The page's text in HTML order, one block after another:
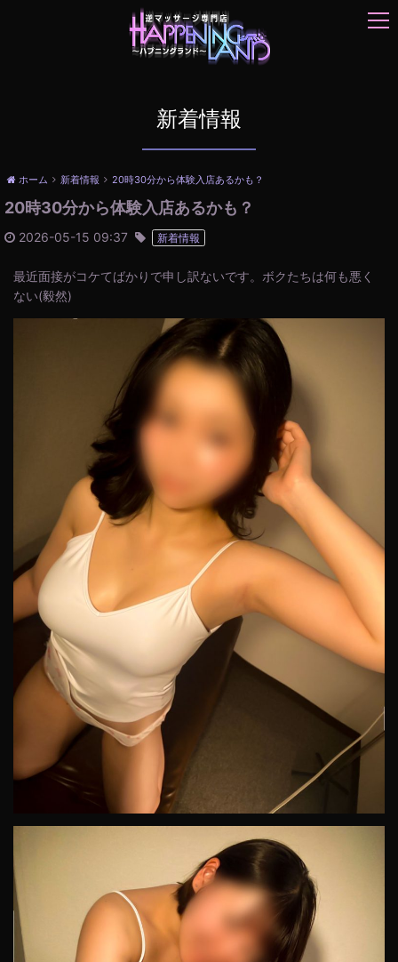
新着情報
ホーム 新着情報 20時30分から体験入店あるかも？
20時30分から体験入店あるかも？
2026-05-15 09:37 新着情報
最近面接がコケてばかりで申し訳ないです。ボクたちは何も悪く
ない(毅然)
t